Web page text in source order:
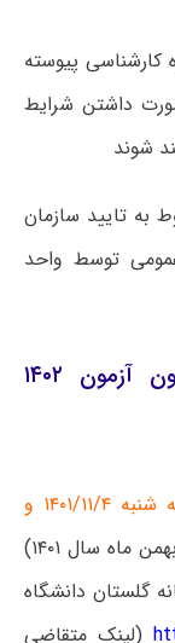
کارشناسی پیوسته
از آن در صورت داشتن شرایط
شوند
به تایید سازمان
توسط واحد
زمان ثبت نام کارشناسی ارشد بدون آزمون ۱۴۰۲
از روز سه شنبه ۱۴۰۱/۱۱/۴ و
(۳۰ بهمن ماه سال ۱۴۰۱)
گلستان دانشگاه
(لینک متقاضی